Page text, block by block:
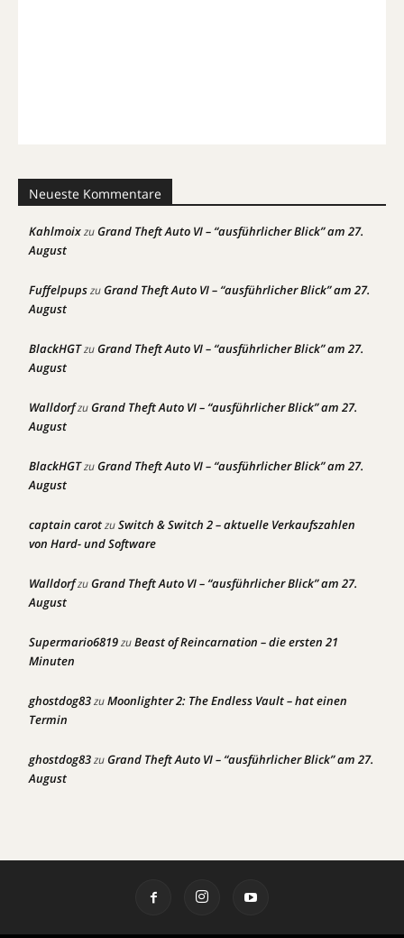
Neueste Kommentare
KahlmoixzuGrand Theft Auto VI – “ausführlicher Blick” am 27.
August
FuffelpupszuGrand Theft Auto VI – “ausführlicher Blick” am 27.
August
BlackHGTzuGrand Theft Auto VI – “ausführlicher Blick” am 27.
August
WalldorfzuGrand Theft Auto VI – “ausführlicher Blick” am 27.
August
BlackHGTzuGrand Theft Auto VI – “ausführlicher Blick” am 27.
August
captain carotzuSwitch & Switch 2 – aktuelle Verkaufszahlen
von Hard- und Software
WalldorfzuGrand Theft Auto VI – “ausführlicher Blick” am 27.
August
Supermario6819zuBeast of Reincarnation – die ersten 21
Minuten
ghostdog83zuMoonlighter 2: The Endless Vault – hat einen
Termin
ghostdog83zuGrand Theft Auto VI – “ausführlicher Blick” am 27.
August